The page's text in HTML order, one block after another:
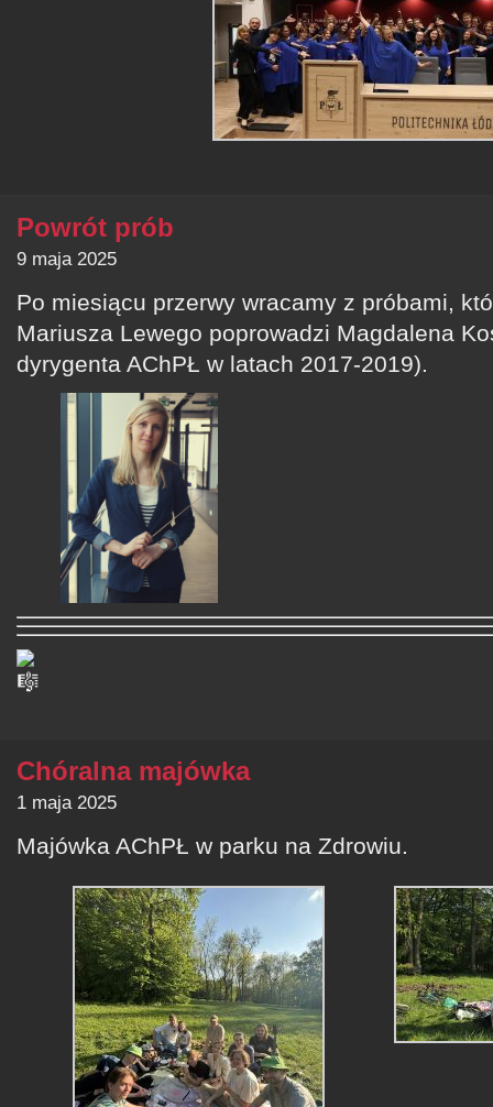
Powrót prób
9 maja 2025
Po miesiącu przerwy wracamy z próbami,
Mariusza Lewego poprowadzi Magdalena
dyrygenta AChPŁ w latach 2017-2019).
Chóralna majówka
1 maja 2025
Majówka AChPŁ w parku na Zdrowiu.